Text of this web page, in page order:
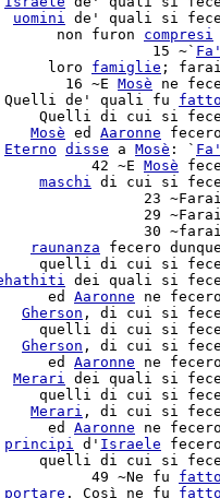
uomini de' quali si
non furon compresi
15 ~`
loro famiglie ;
16 ~E Mosè ne
de' quali fu
Quelli di cui si
Mosè ed Aaronne
Eterno disse a Mosè : `
42 ~E Mosè
maschi di cui si
23
29
30
raunanza fecero
quelli di cui si
dei quali si
ed Aaronne ne
Gherson , di cui si
quelli di cui si
Gherson , di cui si
ed Aaronne ne
Merari dei quali si
quelli di cui si
Merari , di cui si
ed Aaronne ne
principi d' Israele
quelli di cui si
49 ~Ne fu
portare . Così ne fu